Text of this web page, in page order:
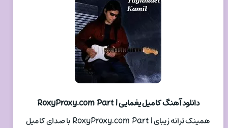
دانلود آهنگ کامیل یغمایی RoxyProxy.com Part I
همینک ترانه زیبای RoxyProxy.com Part I با صدای کامیل